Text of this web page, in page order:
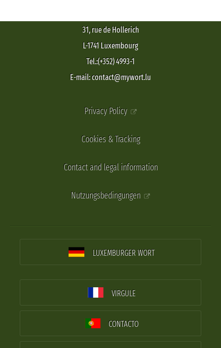
31, rue de Hollerich
L-1741 Luxembourg
Tel.:(+352) 4993-1
E-mail: contact@mywort.lu
Privacy Policy
Cookies & Tracking
Contact and legal information
Nutzungsbedingungen
LUXEMBURGER WORT
VIRGULE
CONTACTO